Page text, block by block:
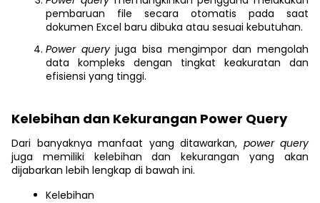
pembaruan file secara otomatis pada saat
dokumen Excel baru dibuka atau sesuai kebutuhan.
Power queryjuga bisa mengimpor dan mengolah
data kompleks dengan tingkat keakuratan dan
efisiensi yang tinggi.
Kelebihan dan Kekurangan Power Query
Dari banyaknya manfaat yang ditawarkan, power query
juga memiliki kelebihan dan kekurangan yang akan
dijabarkan lebih lengkap di bawah ini.
Kelebihan